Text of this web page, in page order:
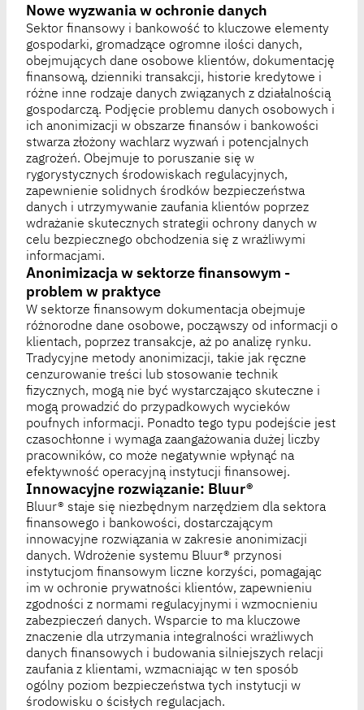
Nowe wyzwania w ochronie danych
Sektor finansowy i bankowość to kluczowe elementy
gospodarki, gromadzące ogromne ilości danych,
obejmujących dane osobowe klientów, dokumentację
finansową, dzienniki transakcji, historie kredytowe i
różne inne rodzaje danych związanych z działalnością
gospodarczą. Podjęcie problemu danych osobowych i
ich anonimizacji w obszarze finansów i bankowości
stwarza złożony wachlarz wyzwań i potencjalnych
zagrożeń. Obejmuje to poruszanie się w
rygorystycznych środowiskach regulacyjnych,
zapewnienie solidnych środków bezpieczeństwa
danych i utrzymywanie zaufania klientów poprzez
wdrażanie skutecznych strategii ochrony danych w
celu bezpiecznego obchodzenia się z wrażliwymi
informacjami.
Anonimizacja w sektorze finansowym -
problem w praktyce
W sektorze finansowym dokumentacja obejmuje
różnorodne dane osobowe, począwszy od informacji o
klientach, poprzez transakcje, aż po analizę rynku.
Tradycyjne metody anonimizacji, takie jak ręczne
cenzurowanie treści lub stosowanie technik
fizycznych, mogą nie być wystarczająco skuteczne i
mogą prowadzić do przypadkowych wycieków
poufnych informacji. Ponadto tego typu podejście jest
czasochłonne i wymaga zaangażowania dużej liczby
pracowników, co może negatywnie wpłynąć na
efektywność operacyjną instytucji finansowej.
Innowacyjne rozwiązanie: Bluur®
Bluur® staje się niezbędnym narzędziem dla sektora
finansowego i bankowości, dostarczającym
innowacyjne rozwiązania w zakresie anonimizacji
danych. Wdrożenie systemu Bluur® przynosi
instytucjom finansowym liczne korzyści, pomagając
im w ochronie prywatności klientów, zapewnieniu
zgodności z normami regulacyjnymi i wzmocnieniu
zabezpieczeń danych. Wsparcie to ma kluczowe
znaczenie dla utrzymania integralności wrażliwych
danych finansowych i budowania silniejszych relacji
zaufania z klientami, wzmacniając w ten sposób
ogólny poziom bezpieczeństwa tych instytucji w
środowisku o ścisłych regulacjach.